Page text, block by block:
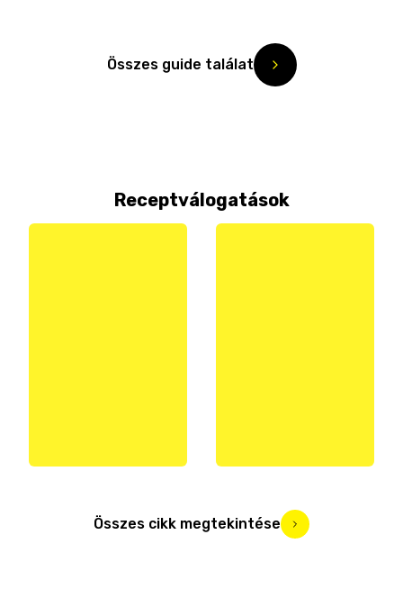
Összes guide találat
Receptválogatások
Összes cikk megtekintése